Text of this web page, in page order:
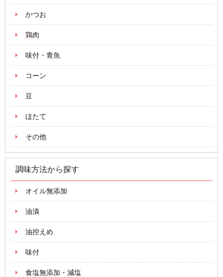
かつお
鶏肉
味付・青魚
コーン
豆
ほたて
その他
調味方法から探す
オイル無添加
油漬
油控えめ
味付
食塩無添加・減塩